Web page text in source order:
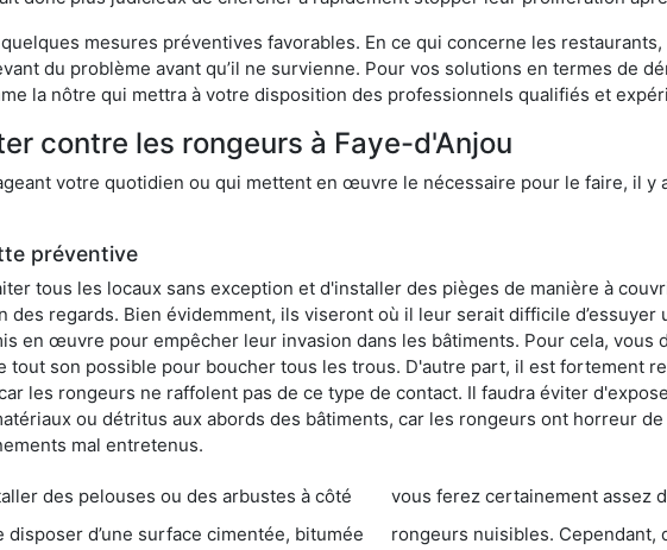
mesures préventives favorables. En ce qui concerne les
du problème avant qu’il ne survienne. Pour vos solutions en termes de
la nôtre qui mettra à votre disposition des professionnels qualifiés et
contre les rongeurs à Faye-d'Anjou
votre quotidien ou qui mettent en œuvre le nécessaire pour le faire, il y
préventive
tous les locaux sans exception et d'installer des pièges de manière à
regards. Bien évidemment, ils viseront où il leur serait difficile d’essuyer
en œuvre pour empêcher leur invasion dans les bâtiments. Pour cela, vous
tout son possible pour boucher tous les trous. D'autre part, il est fortement
les rongeurs ne raffolent pas de ce type de contact. Il faudra éviter
ou détritus aux abords des bâtiments, car les rongeurs ont horreur
mal entretenus.
des pelouses ou des arbustes à côté
surface cimentée, bitumée
vous ferez certainement assez de dégâts
rongeurs nuisibles. Cependant, qui dit produit